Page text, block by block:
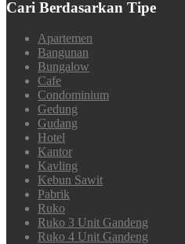
Cari Berdasarkan Tipe
Apartemen
Bangunan
Bungalow
Cafe
Condominium
Gedung
Gudang
Hotel
Kantor
Kavling
Kebun Sawit
Pabrik
Ruko
Ruko 3 Unit Gandeng
Ruko 4 Unit Gandeng